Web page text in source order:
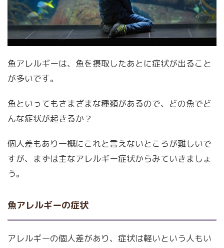
魚アレルギーは、魚を摂取したあとに症状が出ること
が多いです。
魚といってもさまざまな種類があるので、どの魚でど
んな症状が起きるか？
個人差もあり一概にこれと言えないところが難しいで
すが、まずは主なアレルギー症状からみていきましょ
う。
魚アレルギーの症状
アレルギーの個人差があり、症状は軽いという人もい